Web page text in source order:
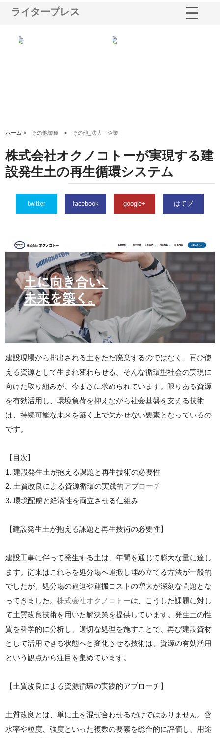
ライタープレス
ホーム > その他業種 > その他_法人・企業
株式会社オクノコトーが実現する建
設発生土の再生循環システム
twitter facebook google+ はてブ
建設現場から排出される土をただ廃棄するのではなく、再び使
える資源として生まれ変わらせる。そんな循環型社会の実現に
向けた取り組みが、今まさに求められています。限りある資源
を有効活用し、環境負荷を抑えながら社会基盤を支える技術
は、持続可能な未来を築く上で欠かせない要素となっているの
です。
【目次】
1. 建設発生土が抱える課題と再生技術の必要性
2. 土質改良による資源循環の実践的アプローチ
3. 環境配慮と経済性を両立させる仕組み
【建設発生土が抱える課題と再生技術の必要性】
建設工事に伴って発生する土は、年間を通じて膨大な量に達し
ます。従来はこれらを処分場へ運搬し埋め立てる方法が一般的
でしたが、処分場の逼迫や運搬コストの増大が深刻な問題とな
ってきました。株式会社オクノコトーは、こうした課題に対し
て土質改良技術を用いた解決策を提供しています。発生土の性
質を科学的に分析し、適切な処理を施すことで、再び建設資材
として活用できる状態へと変化させる技術は、資源の有効活用
という観点から注目を集めています。
【土質改良による資源循環の実践的アプローチ】
土質改良とは、単に土を混ぜ合わせるだけではありません。含
水率や粒度、強度といった複数の要素を総合的に評価し、用途